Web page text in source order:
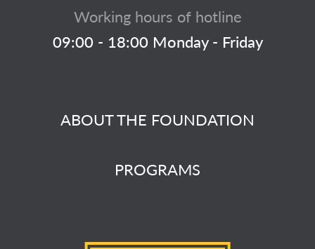
ABOUT THE FOUNDATION
PROGRAMS
Working hours of hotline
09:00 - 18:00 Monday - Friday